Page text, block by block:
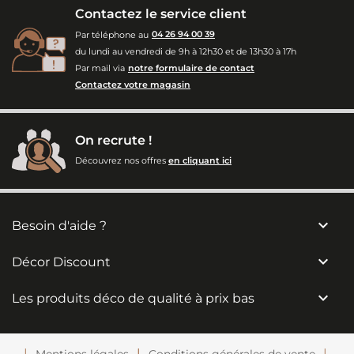
Contactez le service client
Par téléphone au 04 26 94 00 39
du lundi au vendredi de 9h à 12h30 et de 13h30 à 17h
Par mail via notre formulaire de contact
Contactez votre magasin
On recrute !
Découvrez nos offres en cliquant ici
Besoin d'aide ? 
Décor Discount 
Les produits déco de qualité à prix bas 